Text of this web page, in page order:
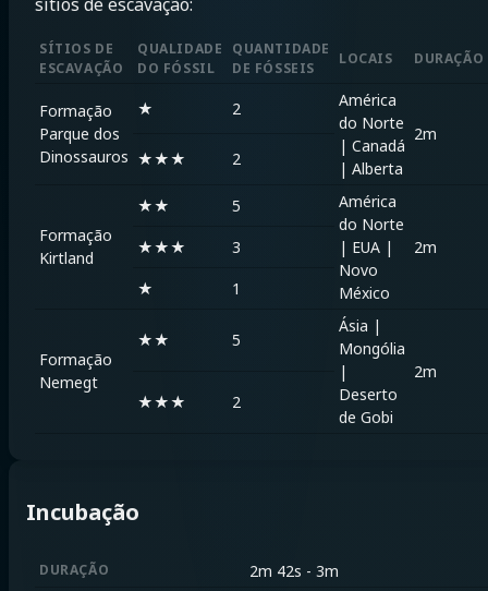
SÍTIOS DE
ESCAVAÇÃO
QUALIDADE
DO FÓSSIL
QUANTIDADE
DE FÓSSEIS
LOCAIS DURAÇÃO
Formação
Parque dos
Dinossauros
★ 2
América
do Norte
| Canadá
| Alberta
2m
★★★
2
Formação
Kirtland
★★ 5
América
do Norte
| EUA |
Novo
México
2m
★★★
3
★
1
Formação
Nemegt
★★ 5
Ásia |
Mongólia
|
Deserto
de Gobi
2m
★★★
2
Incubação
DURAÇÃO 2m 42s - 3m